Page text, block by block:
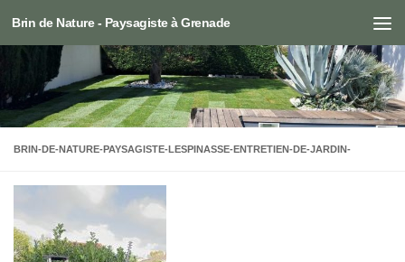
Skip to content
Brin de Nature - Paysagiste à Grenade
BRIN-DE-NATURE-PAYSAGISTE-LESPINASSE-ENTRETIEN-DE-JARDIN-